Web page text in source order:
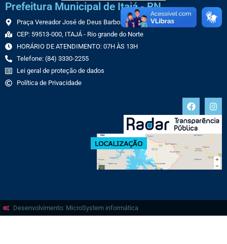
Prefeitura Municipal de Itajá - RN
Praça Vereador José de Deus Barbosa, 70 CENTRO
CEP: 59513-000, ITAJÁ - Rio grande do Norte
HORÁRIO DE ATENDIMENTO: 07H ÀS 13H
Telefone: (84) 3330-2255
Lei geral de proteção de dados
Política de Privacidade
Desenvolvimento: MicroSystem informática